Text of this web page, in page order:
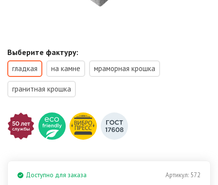
Выберите фактуру:
гладкая на камне мраморная крошка
гранитная крошка
Артикул: 572
Доступно для заказа